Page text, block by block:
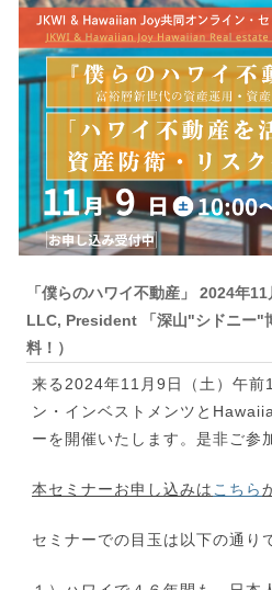
「僕らのハワイ不動産」 2024年
LLC, President 「深山"シドニー"
料！）
来る 2024年11月9日（土）午前
ン・インベストメンツと
ーを開催いたします。 是非ご参
本セミナーお申し込みは こちら
セミナーでの目玉は以下の通り